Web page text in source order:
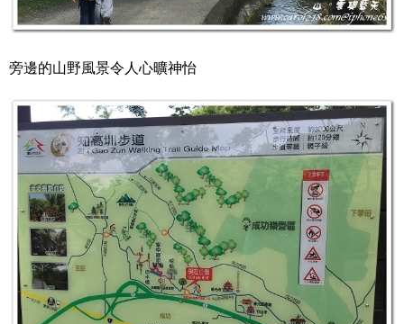
旁邊的山野風景令人心曠神怡